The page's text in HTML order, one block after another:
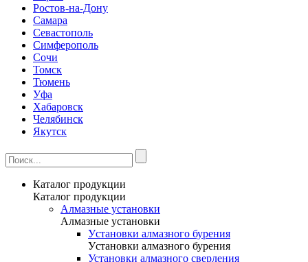
Ростов-на-Дону
Самара
Севастополь
Симферополь
Сочи
Томск
Тюмень
Уфа
Хабаровск
Челябинск
Якутск
Каталог продукции
Каталог продукции
Алмазные установки
Алмазные установки
Уcтановки алмазного бурения
Уcтановки алмазного бурения
Установки алмазного сверления